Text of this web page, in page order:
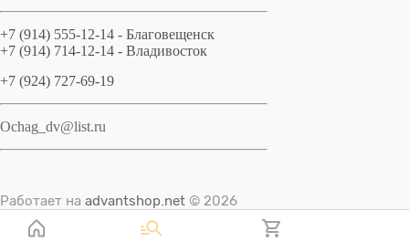
+7 (914) 555-12-14 - Благовещенск
+7 (914) 714-12-14 - Владивосток
+7 (924) 727-69-19
Ochag_dv@list.ru
Работает на advantshop.net © 2026